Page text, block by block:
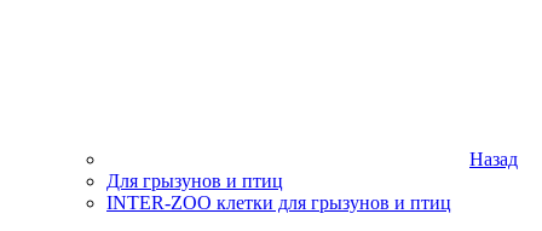
Назад
Для грызунов и птиц
INTER-ZOO клетки для грызунов и птиц